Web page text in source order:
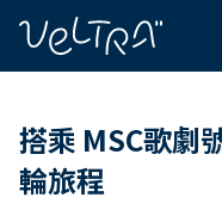
搭乘 MSC歌劇
輪旅程